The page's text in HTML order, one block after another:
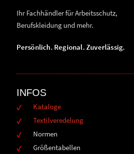
Ihr Fachhändler für Arbeitsschutz,
Berufskleidung und mehr.
Persönlich. Regional. Zuverlässig.
INFOS
Kataloge
Textilveredelung
Normen
Größentabellen